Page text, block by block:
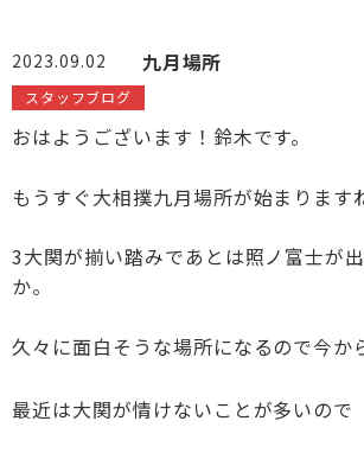
2023.09.02 九月場所
スタッフブログ
おはようございます！鈴木です。
もうすぐ大相撲九月場所が始まります
3大関が揃い踏みであとは照ノ富士が
か。
久々に面白そうな場所になるので今か
最近は大関が情けないことが多いので